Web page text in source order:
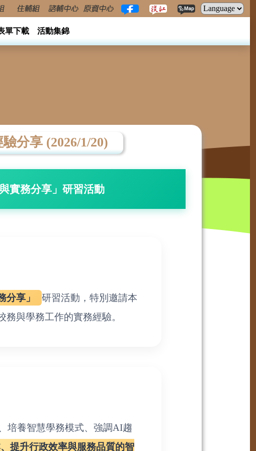
單下載 活動集錦
分享 (2026/1/20)
實務分享」研習活動
分享」
研習活動，特別邀請本
與學務工作的實務經驗。
培養智慧學務模式、強調AI趨
提升行政效率與服務品質的智